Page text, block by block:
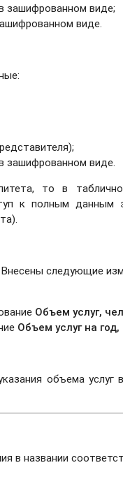
зашифрованном виде;
виде.
зашифрованном виде.
то в
к полным данным
Внесены следующие
Объем услуг,
Объем услуг на
объема услуг
в названии